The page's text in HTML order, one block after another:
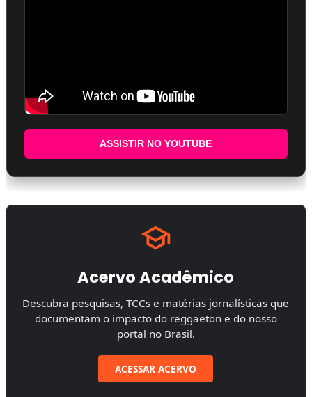
ASSISTIR NO YOUTUBE
Acervo Acadêmico
Descubra pesquisas, TCCs e matérias jornalísticas que
documentam o impacto do reggaeton e do nosso
portal no Brasil.
ACESSAR ACERVO